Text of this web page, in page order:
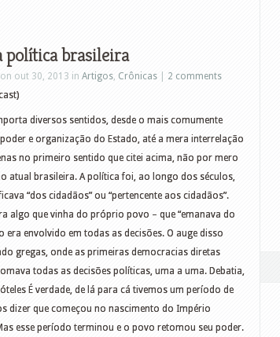
política brasileira
on out 30, 2013 in Artigos, Crônicas
2 comments
diversos sentidos, desde o mais comumente
e organização do Estado, até a mera interrelação
no primeiro sentido que citei acima, não por mero
atual brasileira. A política foi, ao longo dos séculos,
“dos cidadãos” ou “pertencente aos cidadãos”.
algo que vinha do próprio povo – que “emanava do
envolvido em todas as decisões. O auge disso
gregas, onde as primeiras democracias diretas
todas as decisões políticas, uma a uma. Debatia,
É verdade, de lá para cá tivemos um período de
dizer que começou no nascimento do Império
esse período terminou e o povo retomou seu poder.